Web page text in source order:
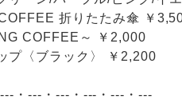
折りたたみ傘 ￥
COFFEE～ ￥2,000
プ〈ブラック〉 ￥2,200
・---・---・---・---・---